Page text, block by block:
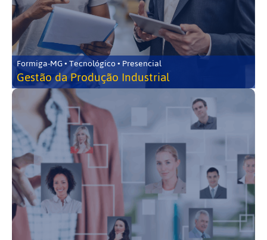
Formiga-MG • Tecnológico • Presencial
Gestão da Produção Industrial